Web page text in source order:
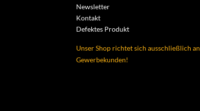
Newsletter
Kontakt
Defektes Produkt
Unser Shop richtet sich ausschließlich an
Gewerbekunden!